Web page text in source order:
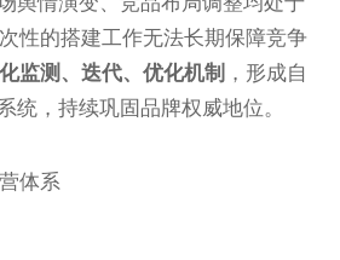
性的搭建工作无法长期保障竞争
监测、迭代、优化机制 ，形成自
统，持续巩固品牌权威地位。
体系